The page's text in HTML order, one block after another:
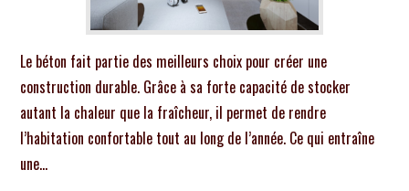
Le béton fait partie des meilleurs choix pour créer une
construction durable. Grâce à sa forte capacité de stocker
autant la chaleur que la fraîcheur, il permet de rendre
l’habitation confortable tout au long de l’année. Ce qui entraîne
une…